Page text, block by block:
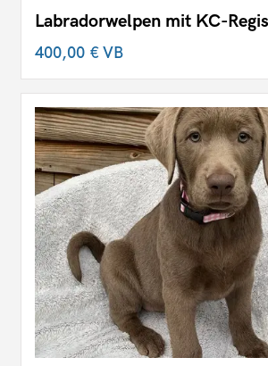
Labradorwelpen mit KC-
400,00 €VB